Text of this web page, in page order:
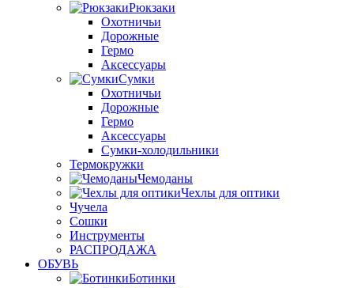
Рюкзаки
Охотничьи
Дорожные
Гермо
Аксессуары
Сумки
Охотничьи
Дорожные
Гермо
Аксессуары
Сумки-холодильники
Термокружки
Чемоданы
Чехлы для оптики
Чучела
Сошки
Инструменты
РАСПРОДАЖА
ОБУВЬ
Ботинки